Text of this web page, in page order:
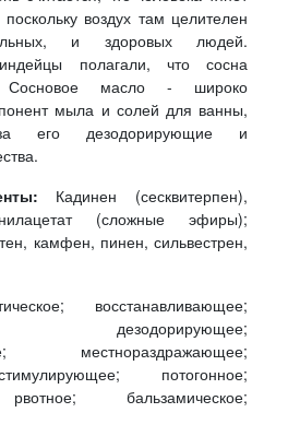
воздух там целителен
и здоровых людей.
полагали, что сосна
Сосновое масло - широко
мыла и солей для ванны,
его дезодорирующие и
Кадинен (сесквитерпен),
(сложные эфиры);
камфен, пинен, сильвестрен,
восстанавливающее;
дезодорирующее;
местнораздражающее;
потогонное;
рвотное; бальзамическое;